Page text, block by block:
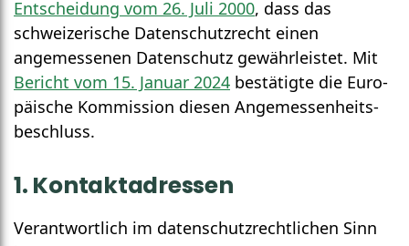
Entscheidung vom 26. Juli 2000, dass das
schweizerische Daten­schutz­recht einen
angemessenen Daten­schutz gewähr­leistet. Mit
Bericht vom 15. Januar 2024 bestätigte die Euro­
päische Kommission diesen Angemessen­heits­
beschluss.
1. Kontakt­adressen
Verantwortlich im daten­schutz­rechtlichen Sinn